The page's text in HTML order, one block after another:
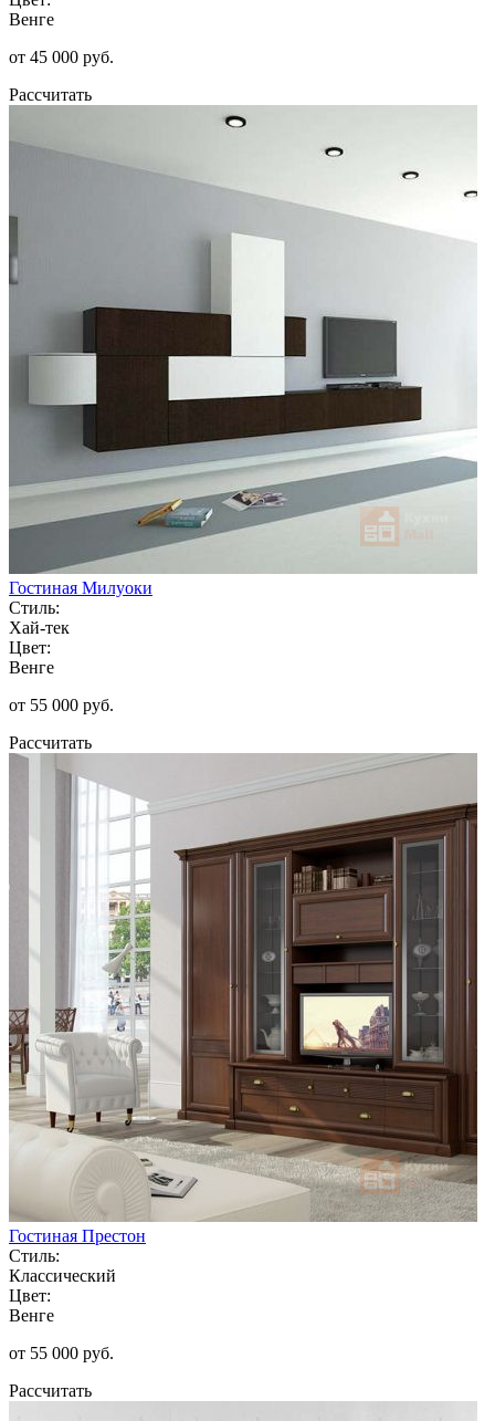
Венге
от 45 000 руб.
Рассчитать
Гостиная Милуоки
Стиль:
Хай-тек
Цвет:
Венге
от 55 000 руб.
Рассчитать
Гостиная Престон
Стиль:
Классический
Цвет:
Венге
от 55 000 руб.
Рассчитать